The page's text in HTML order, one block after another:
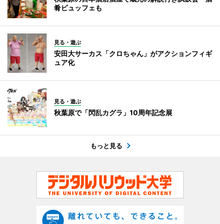
肴ビュッフェも
見る・遊ぶ
安田大サーカス「クロちゃん」がアクションフィギ
ュア化
見る・遊ぶ
秋葉原で「閃乱カグラ」10周年記念展
もっと見る